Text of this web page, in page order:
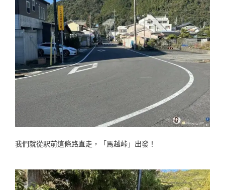
我們就從駅前這條路直走，「馬越峠」出發！